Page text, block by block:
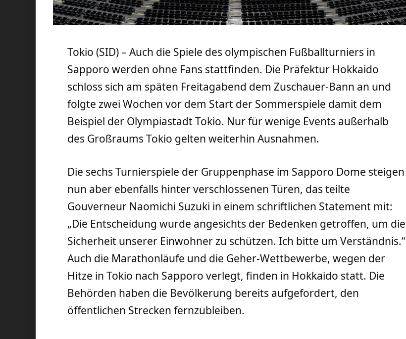
Tokio (SID) – Auch die Spiele des olympischen Fußballturniers in
Sapporo werden ohne Fans stattfinden. Die Präfektur Hokkaido
schloss sich am späten Freitagabend dem Zuschauer-Bann an und
folgte zwei Wochen vor dem Start der Sommerspiele damit dem
Beispiel der Olympiastadt Tokio. Nur für wenige Events außerhalb
des Großraums Tokio gelten weiterhin Ausnahmen.
Die sechs Turnierspiele der Gruppenphase im Sapporo Dome steigen
nun aber ebenfalls hinter verschlossenen Türen, das teilte
Gouverneur Naomichi Suzuki in einem schriftlichen Statement mit:
„Die Entscheidung wurde angesichts der Bedenken getroffen, um die
Sicherheit unserer Einwohner zu schützen. Ich bitte um Verständnis.“
Auch die Marathonläufe und die Geher-Wettbewerbe, wegen der
Hitze in Tokio nach Sapporo verlegt, finden in Hokkaido statt. Die
Behörden haben die Bevölkerung bereits aufgefordert, den
öffentlichen Strecken fernzubleiben.